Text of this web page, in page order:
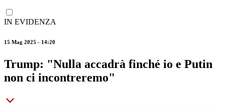
IN EVIDENZA
15 Mag 2025 - 14:20
Trump: "Nulla accadrà finché io e Putin
non ci incontreremo"